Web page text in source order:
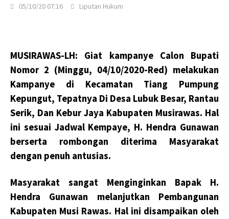
05/10/20 07:16 Liputan Hukum
MUSIRAWAS-LH: Giat kampanye Calon Bupati
Nomor 2 (Minggu, 04/10/2020-Red) melakukan
Kampanye di Kecamatan Tiang Pumpung
Kepungut, Tepatnya Di Desa Lubuk Besar, Rantau
Serik, Dan Kebur Jaya Kabupaten Musirawas. Hal
ini sesuai Jadwal Kempaye, H. Hendra Gunawan
berserta rombongan diterima Masyarakat
dengan penuh antusias.
Masyarakat sangat Menginginkan Bapak H.
Hendra Gunawan melanjutkan Pembangunan
Kabupaten Musi Rawas. Hal ini disampaikan oleh